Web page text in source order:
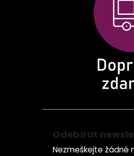
Odebírat
Nezmeškejte žádné